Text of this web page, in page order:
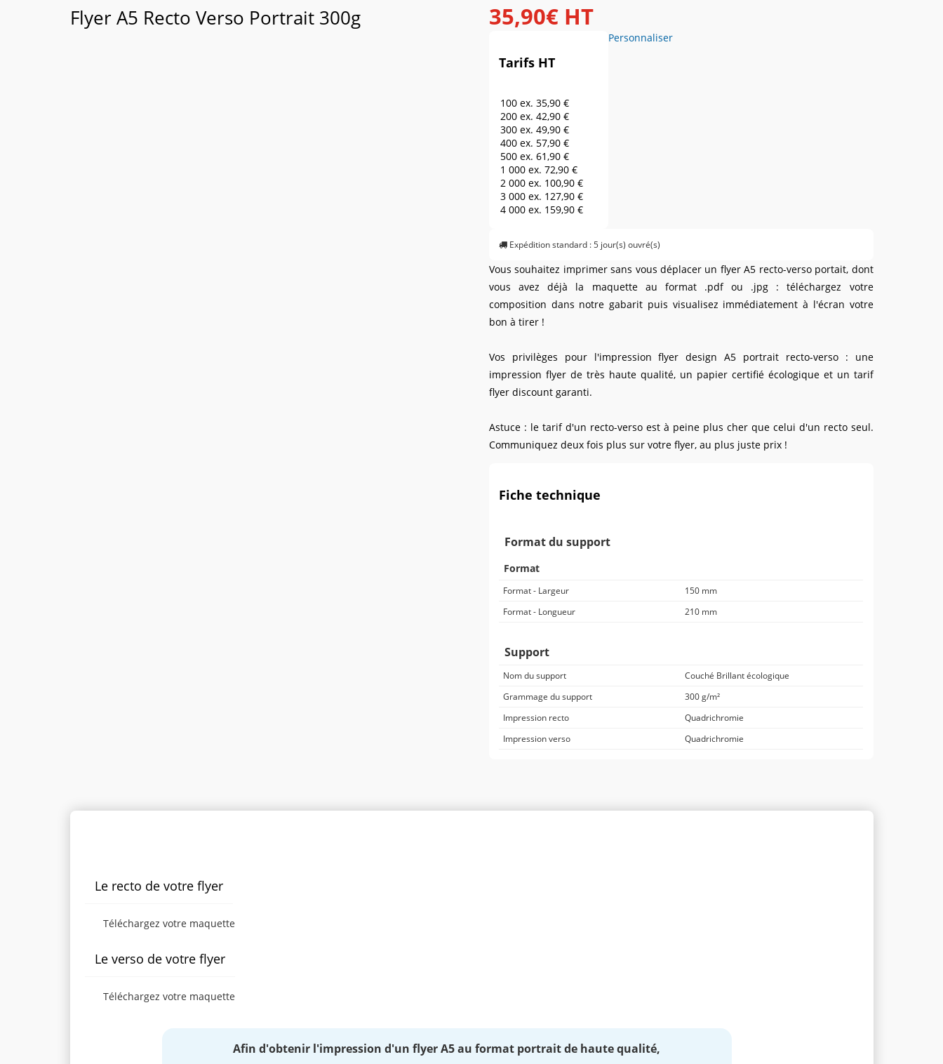
Flyer A5 Recto Verso Portrait 300g 35,90€ HT
Tarifs HT
100 ex. 35,90 €
200 ex. 42,90 €
300 ex. 49,90 €
400 ex. 57,90 €
500 ex. 61,90 €
1 000 ex. 72,90 €
2 000 ex. 100,90 €
3 000 ex. 127,90 €
4 000 ex. 159,90 €
7 000 ex.229,90 €
8 000 ex.249,90 €
9 000 ex.269,90 €
10 000 ex.289,90 €
12 500 ex. 329,90 €
15 000 ex.
17 500 ex.
25 000 ex.579,90 €
30 000 ex.699,90 €
35 000 ex.
809,90 €
40 000 ex.929,90 €
50 000 ex.1 159,90 €
Personnaliser
Expédition standard : 5 jour(s) ouvré(s)
Vous souhaitez imprimer sans vous déplacer un flyer A5 recto-verso portait, dont
vous avez déjà la maquette au format .pdf ou .jpg : téléchargez votre
composition dans notre gabarit puis visualisez immédiatement à l'écran votre
bon à tirer !
Vos privilèges pour l'impression flyer design A5 portrait recto-verso : une
impression flyer de très haute qualité, un papier certifié écologique et un tarif
flyer discount garanti.
Astuce : le tarif d'un recto-verso est à peine plus cher que celui d'un recto seul.
Communiquez deux fois plus sur votre flyer, au plus juste prix !
Fiche technique
Format du support
Format
Format - Largeur
150 mm
Format - Longueur
210 mm
Support
Nom du support
Couché Brillant écologique
Grammage du support
300 g/m²
Impression recto
Quadrichromie
Impression verso
Quadrichromie
Le recto de votre flyer
Téléchargez votre maquette
Le verso de votre flyer
Téléchargez votre maquette
Afin d'obtenir l'impression d'un flyer A5 au format portrait de haute qualité,